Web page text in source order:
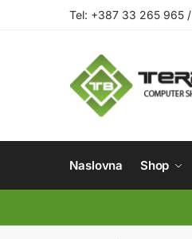
Tel: +387 33 265 965
Naslovna Shop